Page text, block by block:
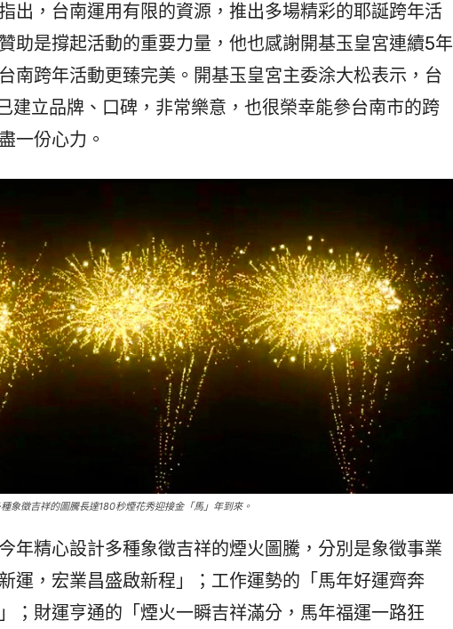
出，台南運用有限的資源，推出多場精彩的耶誕跨年活
助是撐起活動的重要力量，他也感謝開基玉皇宮連續5年
南跨年活動更臻完美。開基玉皇宮主委涂大松表示，台
建立品牌、口碑，非常樂意，也很榮幸能參台南市的跨
一份心力。
象徵吉祥的圖騰長達180秒煙花秀迎接金「馬」年到來。
年精心設計多種象徵吉祥的煙火圖騰，分別是象徵事業
運，宏業昌盛啟新程」；工作運勢的「馬年好運齊奔
；財運亨通的「煙火一瞬吉祥滿分，馬年福運一路狂